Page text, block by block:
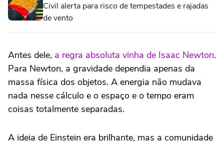
Civil alerta para risco de tempestades e rajadas
de vento
Antes dele, a regra absoluta vinha de Isaac Newton.
Para Newton, a gravidade dependia apenas da
massa física dos objetos. A energia não mudava
nada nesse cálculo e o espaço e o tempo eram
coisas totalmente separadas.
A ideia de Einstein era brilhante, mas a comunidade